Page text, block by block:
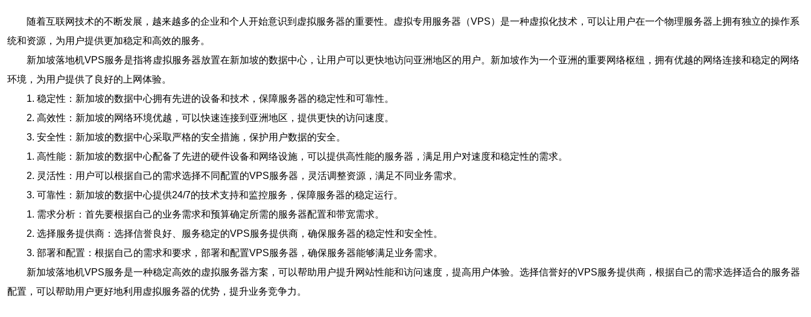
随着互联网技术的不断发展，越来越多的企业和个人开始意识到虚拟服务器的重要性。虚拟专用服务器（VPS）是一种虚拟化技术，可以让用户在一个物理服务器上拥有独立的操作系
统和资源，为用户提供更加稳定和高效的服务。
新加坡落地机VPS服务是指将虚拟服务器放置在新加坡的数据中心，让用户可以更快地访问亚洲地区的用户。新加坡作为一个亚洲的重要网络枢纽，拥有优越的网络连接和稳定的网络
环境，为用户提供了良好的上网体验。
1. 稳定性：新加坡的数据中心拥有先进的设备和技术，保障服务器的稳定性和可靠性。
2. 高效性：新加坡的网络环境优越，可以快速连接到亚洲地区，提供更快的访问速度。
3. 安全性：新加坡的数据中心采取严格的安全措施，保护用户数据的安全。
1. 高性能：新加坡的数据中心配备了先进的硬件设备和网络设施，可以提供高性能的服务器，满足用户对速度和稳定性的需求。
2. 灵活性：用户可以根据自己的需求选择不同配置的VPS服务器，灵活调整资源，满足不同业务需求。
3. 可靠性：新加坡的数据中心提供24/7的技术支持和监控服务，保障服务器的稳定运行。
1. 需求分析：首先要根据自己的业务需求和预算确定所需的服务器配置和带宽需求。
2. 选择服务提供商：选择信誉良好、服务稳定的VPS服务提供商，确保服务器的稳定性和安全性。
3. 部署和配置：根据自己的需求和要求，部署和配置VPS服务器，确保服务器能够满足业务需求。
新加坡落地机VPS服务是一种稳定高效的虚拟服务器方案，可以帮助用户提升网站性能和访问速度，提高用户体验。选择信誉好的VPS服务提供商，根据自己的需求选择适合的服务器
配置，可以帮助用户更好地利用虚拟服务器的优势，提升业务竞争力。